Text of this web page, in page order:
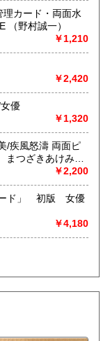
) JR(中央・総武
年始は3日正午よ
ージでお問い合
す。
ご安心ください。
・マンガ等
カード・両面水
着ピンナップ付き DELUXEマガジンORE （野村誠一）
￥1,210
￥2,420
優
￥1,320
/疾風怒濤 両面ピ
つざきあけみ・
ン 隔月刊 耽美系
￥2,200
ード」 初版 女優
￥4,180